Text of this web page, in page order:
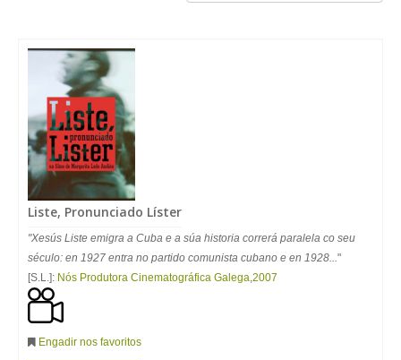
Liste, Pronunciado Líster
"Xesús Liste emigra a Cuba e a súa historia correrá paralela co seu
século: en 1927 entra no partido comunista cubano e en 1928..."
[S.L.]: Nós Produtora Cinematográfica Galega,2007
Engadir nos favoritos